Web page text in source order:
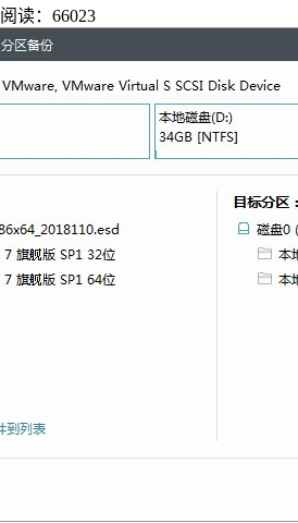
阅读：66023